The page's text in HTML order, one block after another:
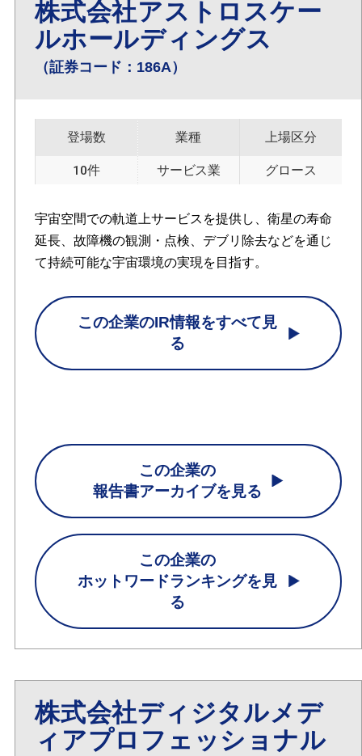
株式会社アストロスケー
ルホールディングス
（証券コード：186A）
登場数
10件
業種
サービス業
上場区分
グロース
宇宙空間での軌道上サービスを提供し、衛星の寿命
延長、故障機の観測・点検、デブリ除去などを通じ
て持続可能な宇宙環境の実現を目指す。
この企業のIR情報をすべて見
る
この企業の
報告書アーカイブを見る
この企業の
ホットワードランキングを見
る
株式会社ディジタルメデ
ィアプロフェッショナル